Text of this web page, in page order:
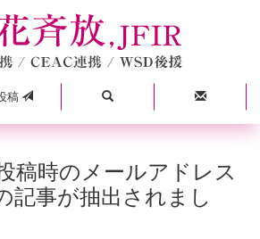
稿
稿時のメールアドレス
記事が抽出されまし